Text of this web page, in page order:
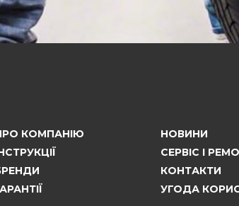
КОМПАНІЮ
НОВИНИ
СЕРВІС І
КОНТАКТИ
УГОДА